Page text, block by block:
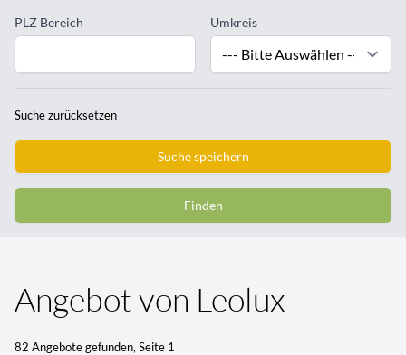
PLZ Bereich Umkreis
Suche zurücksetzen
Suche speichern
Finden
Angebot von Leolux
82 Angebote gefunden, Seite 1